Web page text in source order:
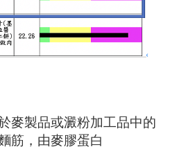
麥製品或澱粉加工品中的
筋，由麥膠蛋白